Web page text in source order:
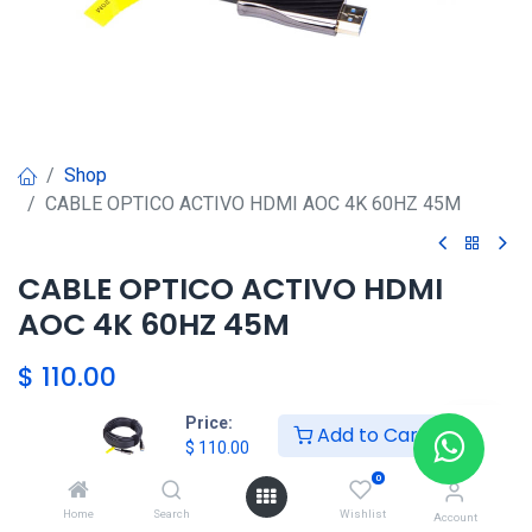
Price:
$ 110.00 Add to Cart
Home Search
0
Wishlist Account
Shop
CABLE OPTICO ACTIVO HDMI AOC 4K 60HZ 45M
CABLE OPTICO ACTIVO HDMI
AOC 4K 60HZ 45M
$ 110.00
Agregar al carrito
Agregar a la lista de deseos